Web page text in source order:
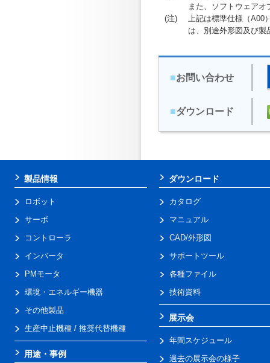
また、ソフトウェア
(注)
上記は標準仕様（A00
は、別途外形図及び製
■お問い合わせ
■ダウンロード
製品情報
ロボット
サーボ
コントローラ
インバータ
PMモータ
環境・エネルギー機器
その他製品
生産中止機種 / 推奨代替機種
用途・事例
ダウンロード
カタログ
マニュアル
CAD/外形図
サポートツール
各種ファイル
技術資料
展示会
年間スケジュール
過去の展示会の様子